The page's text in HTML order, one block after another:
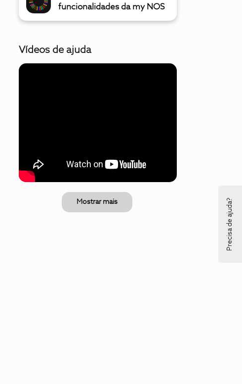
funcionalidades da my NOS
Vídeos de ajuda
Mostrar mais Precisa de ajuda?